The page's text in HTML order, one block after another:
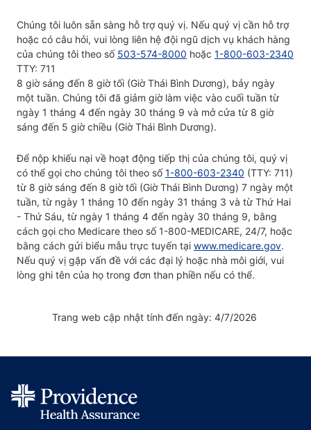
Chúng tôi luôn sẵn sàng hỗ trợ quý vị. Nếu quý vị cần hỗ trợ
hoặc có câu hỏi, vui lòng liên hệ đội ngũ dịch vụ khách hàng
của chúng tôi theo số 503-574-8000 hoặc 1-800-603-2340
TTY: 711
8 giờ sáng đến 8 giờ tối (Giờ Thái Bình Dương), bảy ngày
một tuần. Chúng tôi đã giảm giờ làm việc vào cuối tuần từ
ngày 1 tháng 4 đến ngày 30 tháng 9 và mở cửa từ 8 giờ
sáng đến 5 giờ chiều (Giờ Thái Bình Dương).
Để nộp khiếu nại về hoạt động tiếp thị của chúng tôi, quý vị
có thể gọi cho chúng tôi theo số1-800-603-2340 (TTY: 711)
từ 8 giờ sáng đến 8 giờ tối (Giờ Thái Bình Dương) 7 ngày một
tuần, từ ngày 1 tháng 10 đến ngày 31 tháng 3 và từ Thứ Hai
- Thứ Sáu, từ ngày 1 tháng 4 đến ngày 30 tháng 9, bằng
cách gọi cho Medicare theo số 1-800-MEDICARE, 24/7, hoặc
bằng cách gửi biểu mẫu trực tuyến tại www.medicare.gov.
Nếu quý vị gặp vấn đề với các đại lý hoặc nhà môi giới, vui
lòng ghi tên của họ trong đơn than phiền nếu có thể.
Trang web cập nhật tính đến ngày: 4/7/2026